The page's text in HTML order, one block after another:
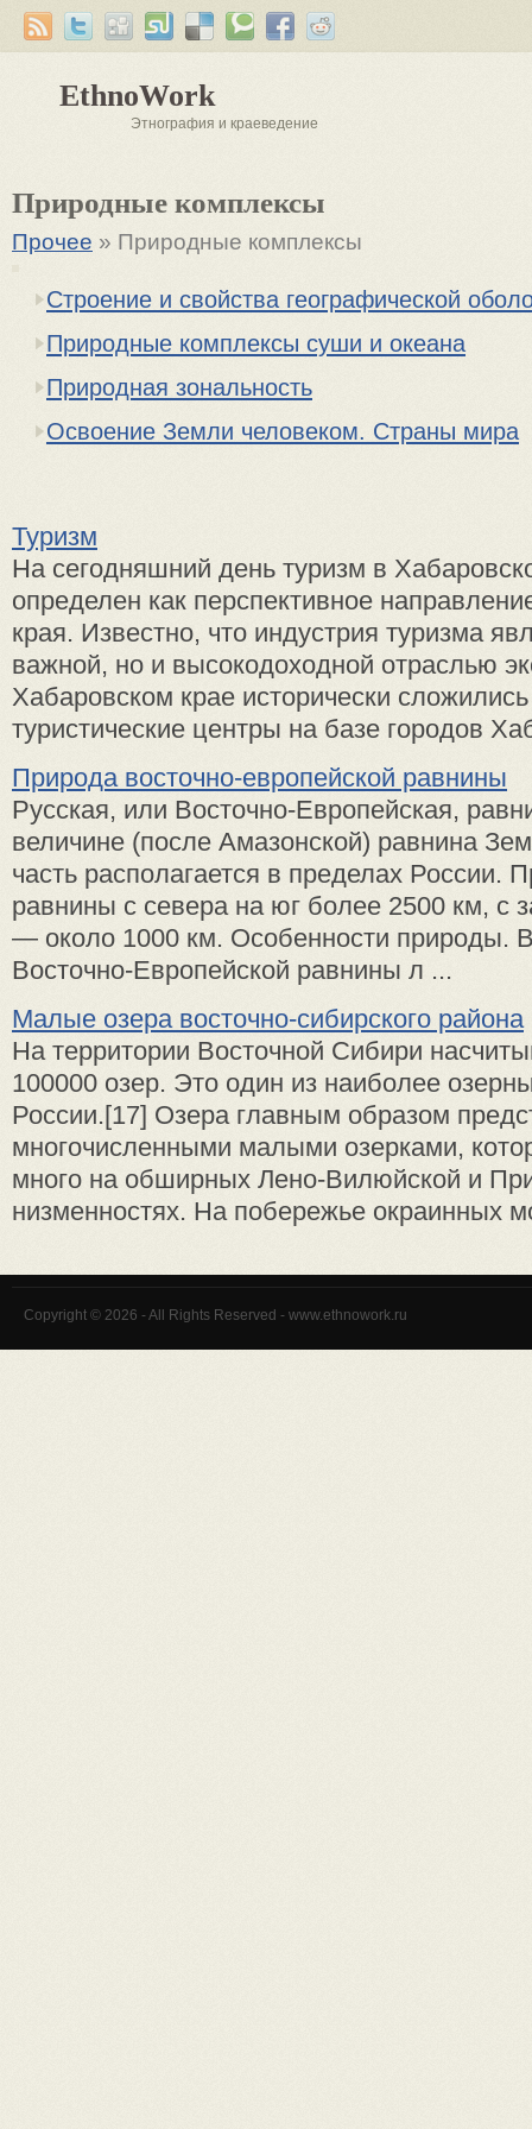
EthnoWork
Этнография и краеведение
Природные комплексы
Прочее » Природные комплексы
Строение и свойства географической
Природные комплексы суши и океана
Природная зональность
Освоение Земли человеком. Страны мира
Туризм
На сегодняшний день туризм в
определен как перспективное
края. Известно, что индустрия туризма
важной, но и высокодоходной отраслью
Хабаровском крае исторически
туристические центры на базе городов
Природа восточно-европейской равнины
Русская, или Восточно-Европейская,
величине (после Амазонской) равнина
часть располагается в пределах России.
равнины с севера на юг более 2500 км, с
— около 1000 км. Особенности природы.
Восточно-Европейской равнины л ...
Малые озера восточно-сибирского района
На территории Восточной Сибири
100000 озер. Это один из наиболее
России.[17] Озера главным образом
многочисленными малыми озерками,
много на обширных Лено-Вилюйской и
низменностях. На побережье окраинных
Copyright © 2026 - All Rights Reserved - www.ethnowork.ru